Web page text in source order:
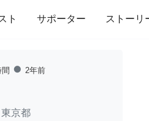
ト サポーター ストーリ
インテリア 趣味・習い事
fiber_manual_record 2年前
東京都